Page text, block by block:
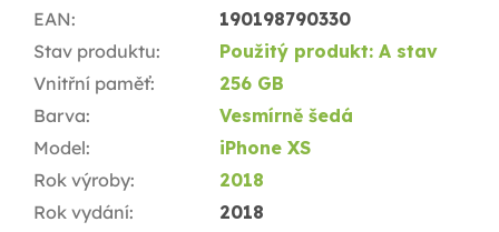
EAN:
190198790330
Stav produktu:
Použitý produkt: A stav
Vnitřní paměť:
256 GB
Barva:
Vesmírně šedá
Model:
iPhone XS
Rok výroby:
2018
Rok vydání:
2018